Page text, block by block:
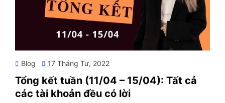
Blog
Posted
17 Tháng Tư, 2022
Tổng kết tuần (11/04 – 15/04): Tất cả
các tài khoản đều có lời